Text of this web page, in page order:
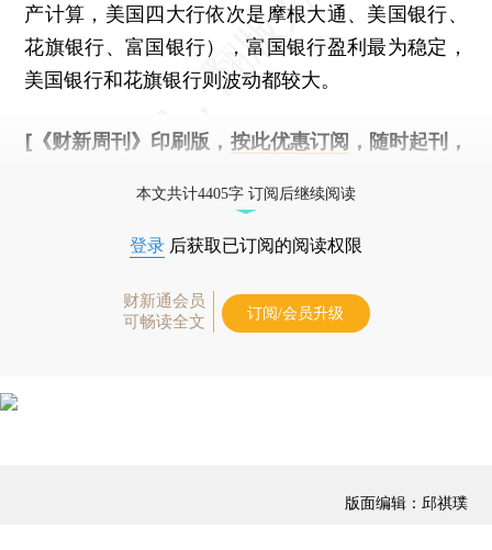
产计算，美国四大行依次是摩根大通、美国银行、
花旗银行、富国银行），富国银行盈利最为稳定，
美国银行和花旗银行则波动都较大。
[《财新周刊》印刷版， 按此优惠订阅 ，随时起刊，
本文共计4405字 订阅后继续阅读
登录 后获取已订阅的阅读权限
财新通会员
可畅读全文
订阅/会员升级
版面编辑：邱祺璞